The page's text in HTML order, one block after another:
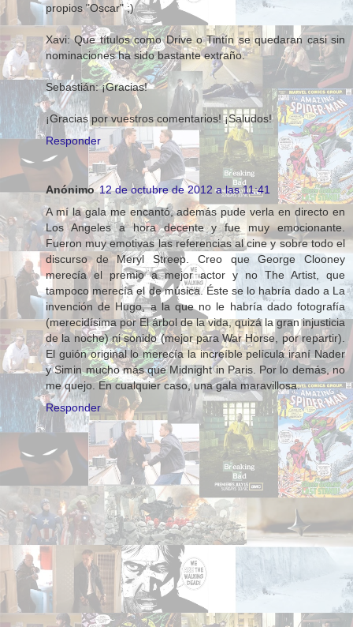
propios "Oscar" ;)
Xavi: Que títulos como Drive o Tintín se quedaran casi sin
nominaciones ha sido bastante extraño.
Sebastián: ¡Gracias!
¡Gracias por vuestros comentarios! ¡Saludos!
Responder
Anónimo 12 de octubre de 2012 a las 11:41
A mí la gala me encantó, además pude verla en directo en
Los Angeles a hora decente y fue muy emocionante.
Fueron muy emotivas las referencias al cine y sobre todo el
discurso de Meryl Streep. Creo que George Clooney
merecía el premio a mejor actor y no The Artist, que
tampoco merecía el de música. Éste se lo habría dado a La
invención de Hugo, a la que no le habría dado fotografía
(merecidísima por El árbol de la vida, quizá la gran injusticia
de la noche) ni sonido (mejor para War Horse, por repartir).
El guión original lo merecía la increíble película iraní Nader
y Simin mucho más que Midnight in Paris. Por lo demás, no
me quejo. En cualquier caso, una gala maravillosa.
Responder